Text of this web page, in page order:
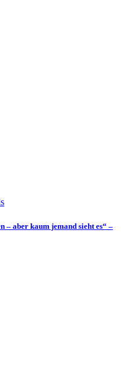
– aber kaum jemand sieht es“ –